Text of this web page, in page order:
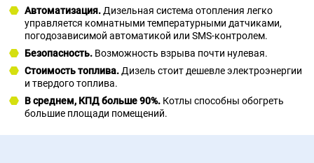
Автоматизация.Дизельная система отопления легко
управляется комнатными температурными датчиками,
погодозависимой автоматикой или SMS-контролем.
Безопасность. Возможность взрыва почти нулевая.
Стоимость топлива.Дизель стоит дешевле электроэнергии
и твердого топлива.
В среднем, КПД больше 90%. Котлы способны обогреть
большие площади помещений.